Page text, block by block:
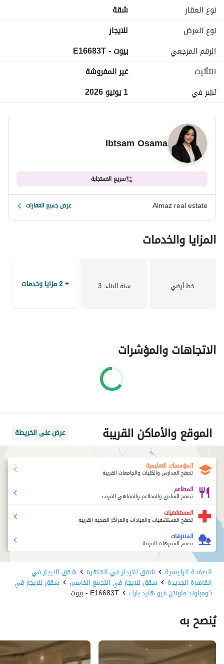
يقع على مسافة قريبة جداً منها
نوع العقار
شقة
نوع العرض
للايجار
الرقم المرجعي
بيوت - E16683T
التأثيث
غير المفروشة
نُشِر في
1 يونيو 2026
Ibtsam Osama
سريع الاستجابة
Almaz real estate عرض جميع العقارات
المزايا والخدمات
خط أرضي سنة البناء: 3 + 2 مزايا وخدمات
الاتجاهات والمؤشرات
الموقع والأماكن القريبة عرض على الخريطة
المؤسسات التعليمية
تصفح المدارس والكليات والجامعات القريبة
المطاعم
تصفح الفنادق والمطاعم والمقاهي القريب
المستشفيات
تصفح المستشفيات والعيادات والمراكز الصحية القريبة
المتنزهات
تصفح المتنزهات القريبة
الصفحة الرئيسية شقق للايجار في القاهرة شقق للايجار في
القاهرة الجديدة شقق للايجار في التجمع الخامس شقق للايجار في
كومباوند ماونتن فيو هايد بارك E16683T - بيوت
يُنصح به